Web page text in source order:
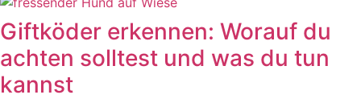
Giftköder erkennen: Worauf du
achten solltest und was du tun
kannst